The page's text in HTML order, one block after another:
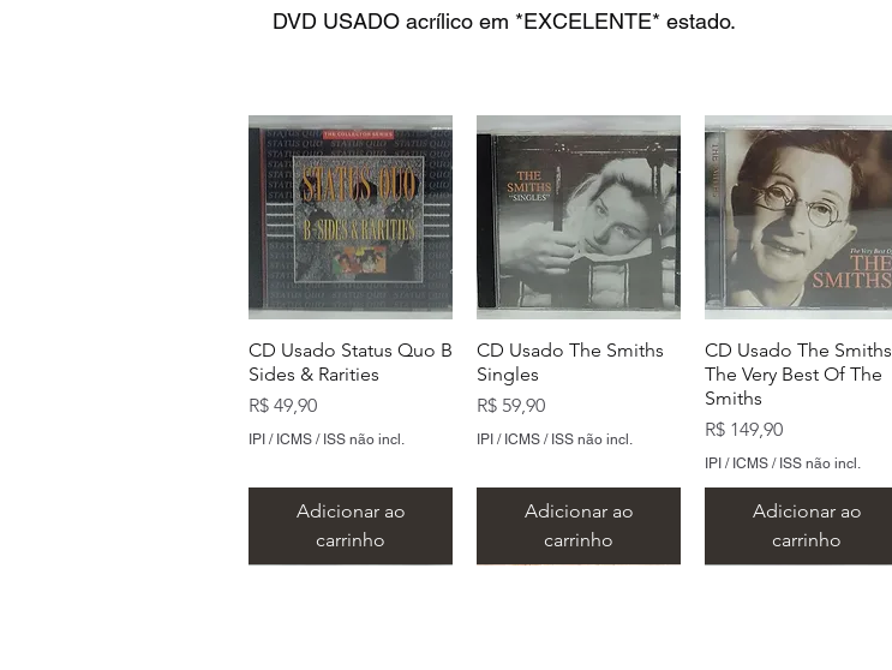
DVD USADO acrílico em *EXCELENTE* estado.
CD Usado Status Quo B
Sides & Rarities
Preço
R$ 49,90
IPI / ICMS / ISS não incl.
Adicionar ao
carrinho
CD Usado The Smiths
Singles
Preço
R$ 59,90
IPI / ICMS / ISS não incl.
Adicionar ao
carrinho
CD Usado The Smiths
The Very Best Of The
Smiths
Preço
R$ 149,90
IPI / ICMS / ISS não incl.
Adicionar ao
carrinho